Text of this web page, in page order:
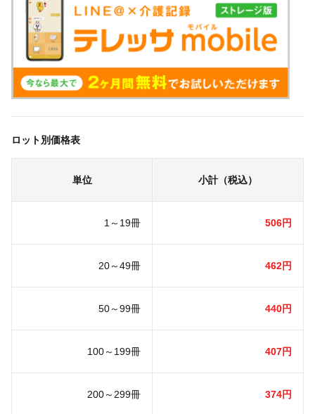
ロット別価格表
単位 小計（税込）
1～19冊 506円
20～49冊 462円
50～99冊 440円
100～199冊 407円
200～299冊 374円